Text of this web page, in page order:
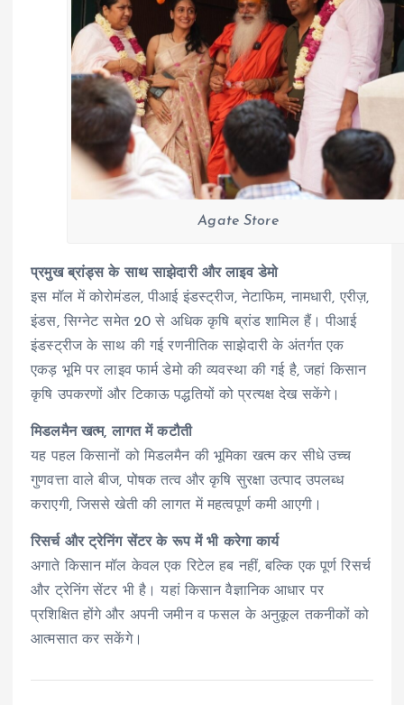
Agate Store
प्रमुख ब्रांड्स के साथ साझेदारी और लाइव डेमो
इस मॉल में कोरोमंडल, पीआई इंडस्ट्रीज, नेटाफिम, नामधारी, एरीज़,
इंडस, सिग्नेट समेत 20 से अधिक कृषि ब्रांड शामिल हैं। पीआई
इंडस्ट्रीज के साथ की गई रणनीतिक साझेदारी के अंतर्गत एक
एकड़ भूमि पर लाइव फार्म डेमो की व्यवस्था की गई है, जहां किसान
कृषि उपकरणों और टिकाऊ पद्धतियों को प्रत्यक्ष देख सकेंगे।
मिडलमैन खत्म, लागत में कटौती
यह पहल किसानों को मिडलमैन की भूमिका खत्म कर सीधे उच्च
गुणवत्ता वाले बीज, पोषक तत्व और कृषि सुरक्षा उत्पाद उपलब्ध
कराएगी, जिससे खेती की लागत में महत्वपूर्ण कमी आएगी।
रिसर्च और ट्रेनिंग सेंटर के रूप में भी करेगा कार्य
अगाते किसान मॉल केवल एक रिटेल हब नहीं, बल्कि एक पूर्ण रिसर्च
और ट्रेनिंग सेंटर भी है। यहां किसान वैज्ञानिक आधार पर
प्रशिक्षित होंगे और अपनी जमीन व फसल के अनुकूल तकनीकों को
आत्मसात कर सकेंगे।